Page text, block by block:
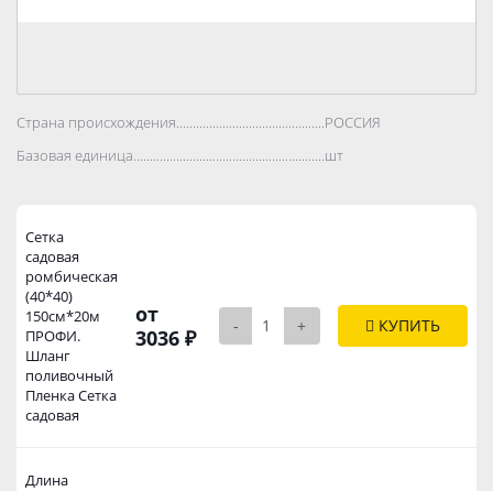
Страна происхождения..................................................................................
РОССИЯ
Базовая единица..................................................................................
шт
Сетка
садовая
ромбическая
(40*40)
150см*20м
ПРОФИ.
Шланг
поливочный
Пленка Сетка
садовая
от
3036 ₽
- + КУПИТЬ
Длина